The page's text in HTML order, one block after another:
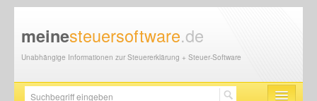
meinesteuersoftware.de
Unabhängige Informationen zur Steuererklärung + Steuer-Software